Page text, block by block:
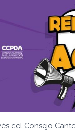
del Consejo